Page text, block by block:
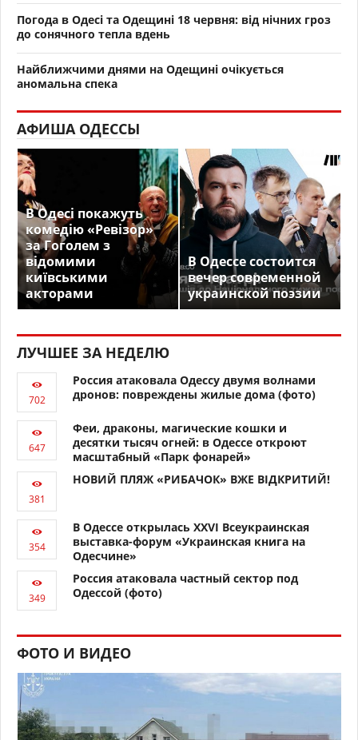
Погода в Одесі та Одещині 18 червня: від нічних гроз
до сонячного тепла вдень
Найближчими днями на Одещині очікується
аномальна спека
АФИША ОДЕССЫ
В Одесі покажуть
комедію «Ревізор»
за Гоголем з
відомими
київськими
акторами
В Одессе состоится
вечер современной
украинской поэзии
ЛУЧШЕЕ ЗА НЕДЕЛЮ
Россия атаковала Одессу двумя волнами
дронов: повреждены жилые дома (фото)
Феи, драконы, магические кошки и
десятки тысяч огней: в Одессе откроют
масштабный «Парк фонарей»
НОВИЙ ПЛЯЖ «РИБАЧОК» ВЖЕ ВІДКРИТИЙ!
В Одессе открылась XXVI Всеукраинская
выставка-форум «Украинская книга на
Одесчине»
Россия атаковала частный сектор под
Одессой (фото)
ФОТО И ВИДЕО